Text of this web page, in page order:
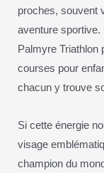
proches, souvent
aventure
Palmyre Triathlon
courses pour
chacun y trouve
Si cette énergie
visage
champion du